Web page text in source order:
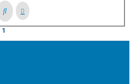
1